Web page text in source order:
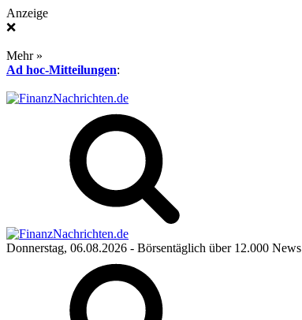
Anzeige
❌
Mehr »
Ad hoc-Mitteilungen:
Donnerstag, 06.08.2026 - Börsentäglich über 12.000 News